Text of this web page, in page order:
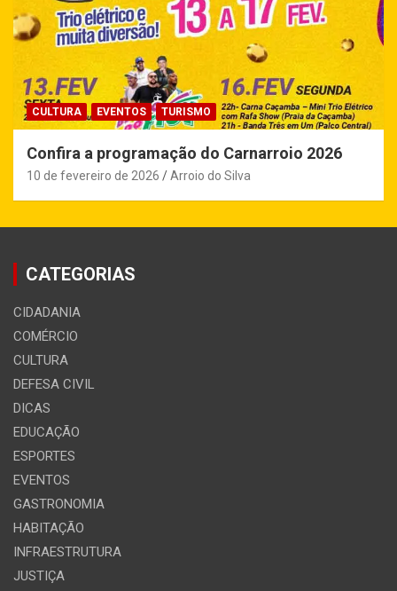
CULTURA EVENTOS TURISMO
Confira a programação do Carnarroio 2026
10 de fevereiro de 2026 Arroio do Silva
CATEGORIAS
CIDADANIA
COMÉRCIO
CULTURA
DEFESA CIVIL
DICAS
EDUCAÇÃO
ESPORTES
EVENTOS
GASTRONOMIA
HABITAÇÃO
INFRAESTRUTURA
JUSTIÇA